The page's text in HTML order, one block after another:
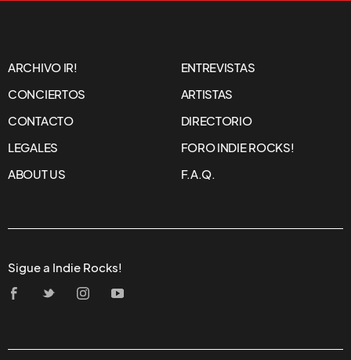
ARCHIVO IR!
ENTREVISTAS
CONCIERTOS
ARTISTAS
CONTACTO
DIRECTORIO
LEGALES
FORO INDIE ROCKS!
ABOUT US
F.A.Q.
Sigue a Indie Rocks!